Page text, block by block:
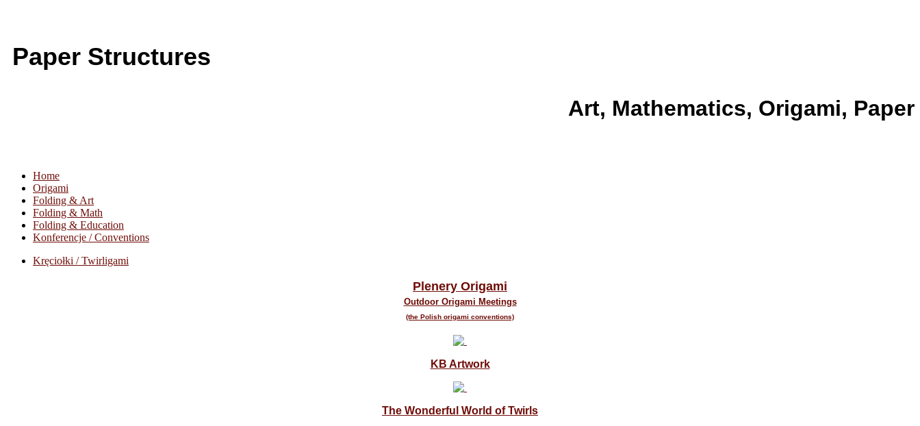
Paper Structures
Art, Mathematics, Origami, Paper
Home
Origami
Folding & Art
Folding & Math
Folding & Education
Konferencje / Conventions
Kręciołki / Twirligami
Plenery Origami
Outdoor Origami Meetings
(the Polish origami conventions)
KB Artwork
The Wonderful World of Twirls